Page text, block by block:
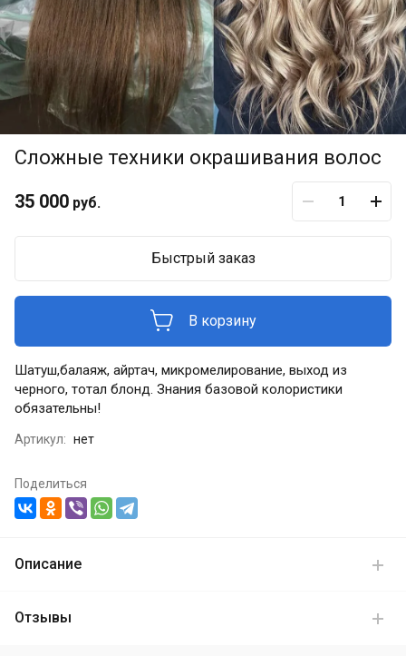
Сложные техники окрашивания волос
35 000 руб.
В корзину
Быстрый заказ
Шатуш,балаяж, айртач, микромелирование, выход из
черного, тотал блонд. Знания базовой колористики
обязательны!
Артикул: нет
Поделиться
Описание
Отзывы